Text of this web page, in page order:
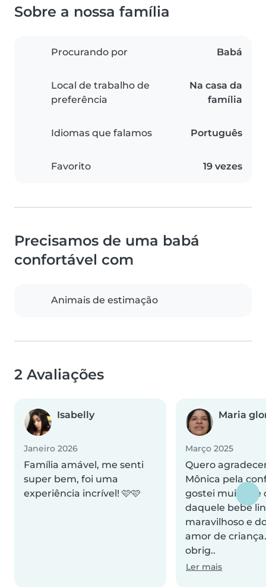
Sobre a nossa família
Procurando por Babá
Local de trabalho de
preferência
Na casa da
família
Idiomas que falamos Português
Favorito 19 vezes
Precisamos de uma babá
confortável com
Animais de estimação
2 Avaliações
Isabelly
Janeiro 2026
Família amável, me senti
super bem, foi uma
experiência incrível! 🩷🩷
Maria
Março 2025
Quero
Mônica pela
gostei muito de
daquele bebê
maravilhoso e
amor de
obrig..
Ler mais